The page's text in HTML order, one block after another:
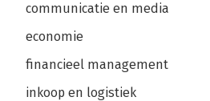
communicatie en media
economie
financieel management
inkoop en logistiek